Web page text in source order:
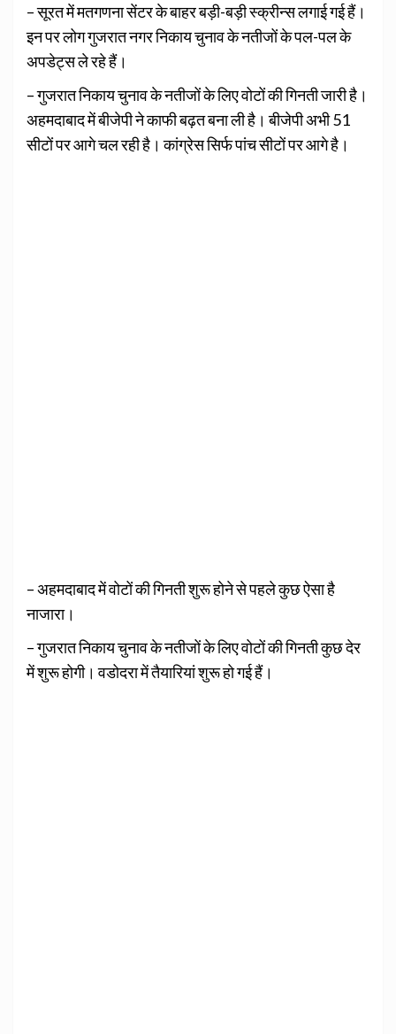
– सूरत में मतगणना सेंटर के बाहर बड़ी-बड़ी स्क्रीन्स लगाई गई हैं।
इन पर लोग गुजरात नगर निकाय चुनाव के नतीजों के पल-पल के
अपडेट्स ले रहे हैं।
– गुजरात निकाय चुनाव के नतीजों के लिए वोटों की गिनती जारी है।
अहमदाबाद में बीजेपी ने काफी बढ़त बना ली है। बीजेपी अभी 51
सीटों पर आगे चल रही है। कांग्रेस सिर्फ पांच सीटों पर आगे है।
– अहमदाबाद में वोटों की गिनती शुरू होने से पहले कुछ ऐसा है
नाजारा।
– गुजरात निकाय चुनाव के नतीजों के लिए वोटों की गिनती कुछ देर
में शुरू होगी। वडोदरा में तैयारियां शुरू हो गई हैं।